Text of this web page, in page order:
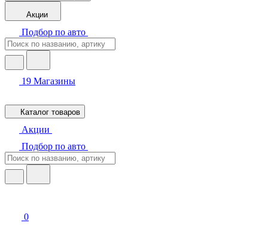
Акции
Подбор по авто
19 Магазины
Каталог товаров
Акции
Подбор по авто
0